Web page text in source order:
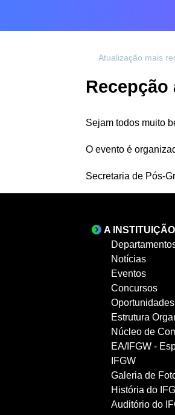
Atualização mais
Recepção
Sejam todos muito
O evento é
Secretaria de Pós-
A INSTITUIÇÃO
Notícias
Eventos
Concursos
Estrutura
Núcleo de
EA/IFGW -
IFGW
Galeria de
História do
Auditório do